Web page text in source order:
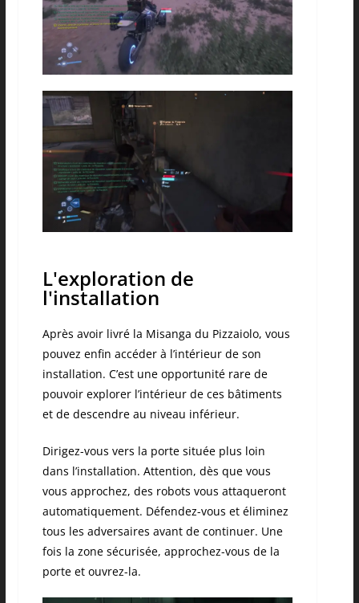
L'exploration de
l'installation
Après avoir livré la Misanga du Pizzaiolo, vous
pouvez enfin accéder à l’intérieur de son
installation. C’est une opportunité rare de
pouvoir explorer l’intérieur de ces bâtiments
et de descendre au niveau inférieur.
Dirigez-vous vers la porte située plus loin
dans l’installation. Attention, dès que vous
vous approchez, des robots vous attaqueront
automatiquement. Défendez-vous et éliminez
tous les adversaires avant de continuer. Une
fois la zone sécurisée, approchez-vous de la
porte et ouvrez-la.